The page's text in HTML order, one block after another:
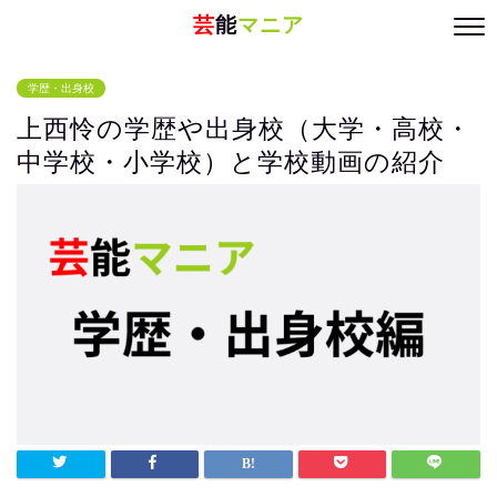
芸能マニア
学歴・出身校
上西怜の学歴や出身校（大学・高校・
中学校・小学校）と学校動画の紹介